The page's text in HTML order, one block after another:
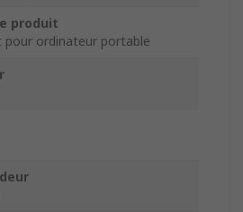
produit
pour ordinateur portable